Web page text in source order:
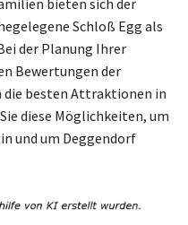
Schloß Egg als
der Planung Ihrer
Bewertungen der
besten Attraktionen in
diese Möglichkeiten, um
und um Deggendorf